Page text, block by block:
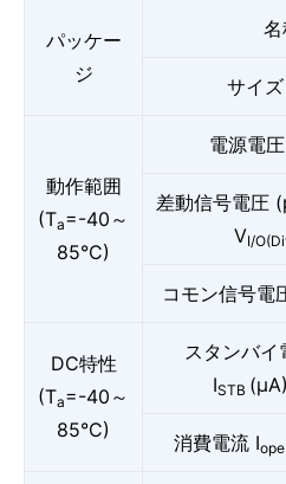
パッケー
ジ
サイ
動作範囲
(Ta=-40～
85°C)
電源電
差動信号電圧
VI/
コモン信号電
DC特性
(Ta=-40～
85°C)
スタンバイ
ISTB (μA)
消費電流 Iope